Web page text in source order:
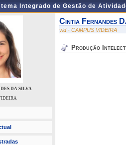
Integrado de Gestão de
DA SILVA
Cintia Fernandes
vid - CAMPUS VIDEIRA
Produção